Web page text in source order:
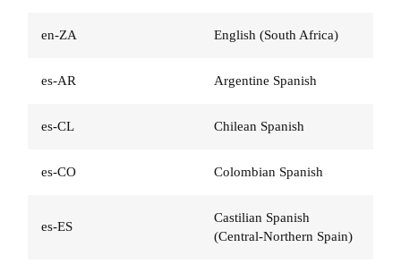
en-ZA English (South Africa)
es-AR Argentine Spanish
es-CL Chilean Spanish
es-CO Colombian Spanish
es-ES
Castilian Spanish
(Central-Northern Spain)